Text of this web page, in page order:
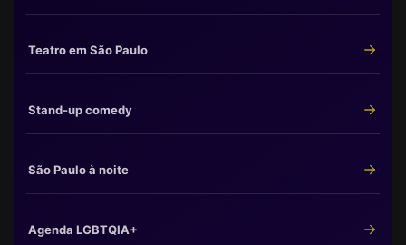
Teatro em São Paulo
Stand-up comedy
São Paulo à noite
Agenda LGBTQIA+